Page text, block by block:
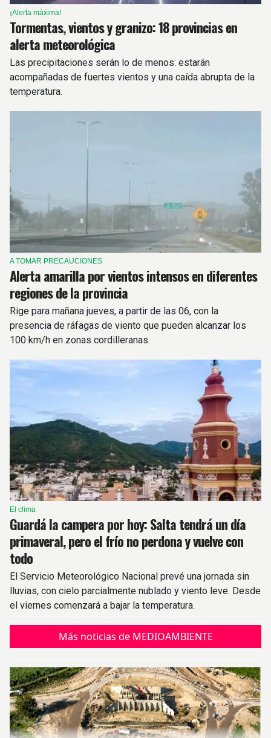
¡Alerta máxima!
Tormentas, vientos y granizo: 18 provincias en
alerta meteorológica
Las precipitaciones serán lo de menos: estarán
acompañadas de fuertes vientos y una caída abrupta de la
temperatura.
A TOMAR PRECAUCIONES
Alerta amarilla por vientos intensos en diferentes
regiones de la provincia
Rige para mañana jueves, a partir de las 06, con la
presencia de ráfagas de viento que pueden alcanzar los
100 km/h en zonas cordilleranas.
El clima
Guardá la campera por hoy: Salta tendrá un día
primaveral, pero el frío no perdona y vuelve con
todo
El Servicio Meteorológico Nacional prevé una jornada sin
lluvias, con cielo parcialmente nublado y viento leve. Desde
el viernes comenzará a bajar la temperatura.
Más noticias de MEDIOAMBIENTE